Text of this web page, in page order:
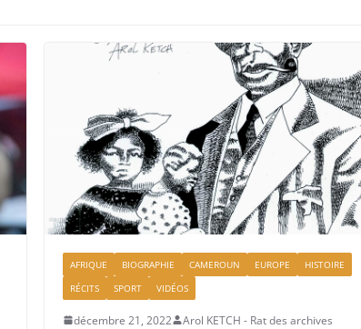
AFRIQUE BIOGRAPHIE CAMEROUN EUROPE
HISTOIRE
RÉCITS
SPORT VIDÉOS
décembre 21, 2022 Arol KETCH - Rat des archives